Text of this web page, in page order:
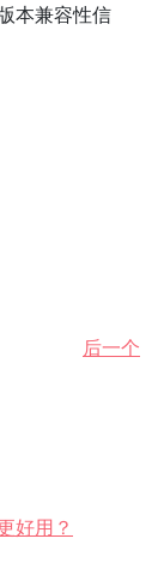
本兼容性信
后一个
好用？